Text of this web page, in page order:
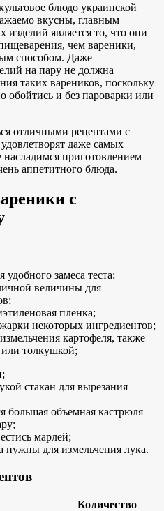
блюдо украинской
вкусны, главным
является то, что они
чем вареники,
способом. Даже
на пару не должна
таких вареников, поскольку
обойтись и без пароварки или
отличными рецептами с
даже самых
приготовлением
аппетитного блюда.
с
удобного замеса теста;
величины для
пленка;
некоторых ингредиентов;
картофеля, также
толкушкой;
стакан для вырезания
большая объемная кастрюля
марлей;
нужны для измельчения лука.
Количество